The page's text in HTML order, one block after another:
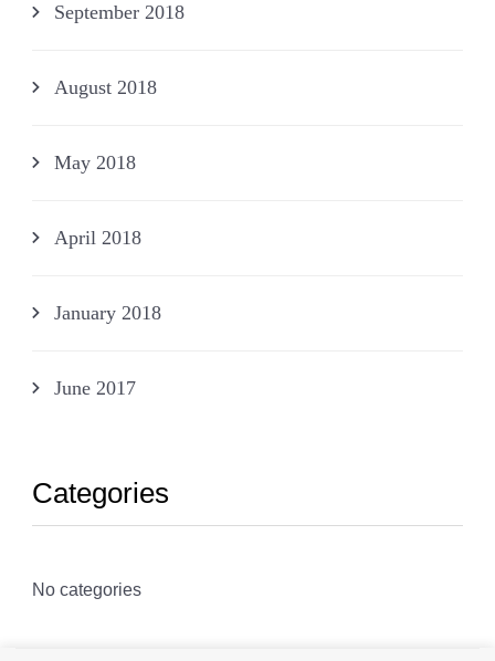
September 2018
August 2018
May 2018
April 2018
January 2018
June 2017
Categories
No categories